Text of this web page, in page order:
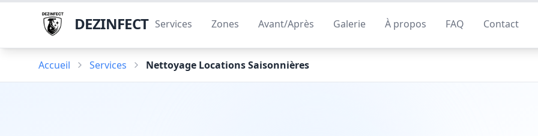
DEZINFECT Services Zones Avant/Après Galerie À propos FAQ Contact
Accueil Services Nettoyage Locations Saisonnières